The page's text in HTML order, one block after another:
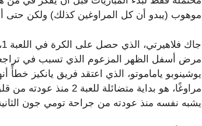
موهوب (يبدو أن كل المراوغين كذلك) ولكن حتى أنهم لا
مرض أسفل الظهر المزعوم الذي تسبب في
يوشينوبو ياماموتو، الذي اعتقد فريق يانكيز
يشبه نفسه منذ عودته من جراحة تومي جون